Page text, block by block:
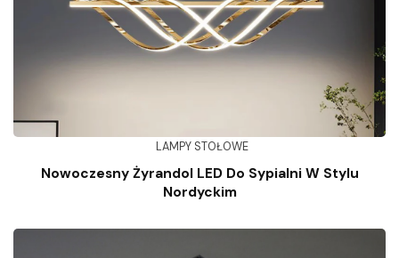
LAMPY STOŁOWE
Nowoczesny Żyrandol LED Do Sypialni W Stylu
Nordyckim